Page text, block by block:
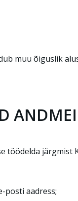
muu õiguslik
töödelda järgmist
posti aadress;